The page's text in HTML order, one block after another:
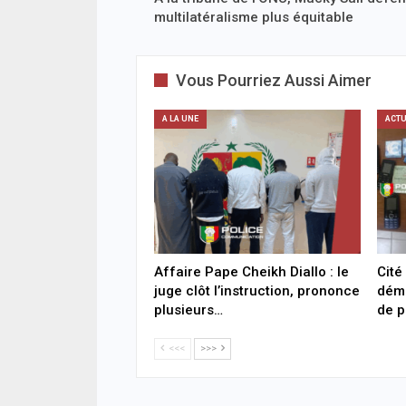
multilatéralisme plus équitable
Vous Pourriez Aussi Aimer
A LA UNE
Affaire Pape Cheikh Diallo : le
juge clôt l’instruction, prononce
plusieurs…
de
<<< >>>